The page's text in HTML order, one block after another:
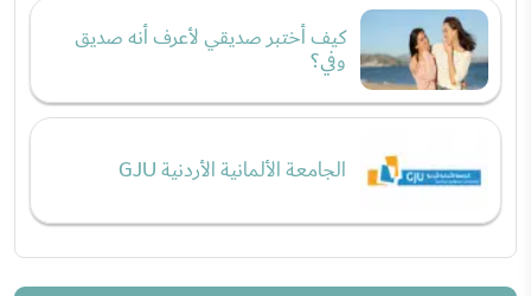
كيف أختبر صديقي لأعرف أنه صديق
وفي؟
الجامعة الألمانية الأردنية GJU